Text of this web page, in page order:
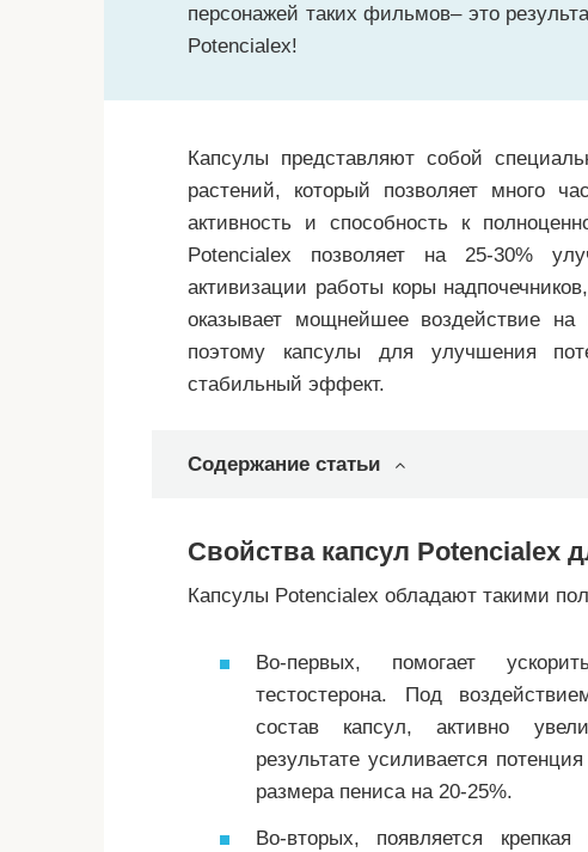
персонажей таких фильмов– это
Potencialex!
Капсулы представляют собой
растений, который позволяет много
активность и способность к
Potencialex позволяет на 25-30%
активизации работы коры
оказывает мощнейшее воздействие
поэтому капсулы для улучшения
стабильный эффект.
Содержание статьи
Свойства капсул Potencialex
Капсулы Potencialex обладают такими
Во-первых, помогает
тестостерона. Под
состав капсул, активно
результате усиливается
размера пениса на 20-25%.
Во-вторых, появляется